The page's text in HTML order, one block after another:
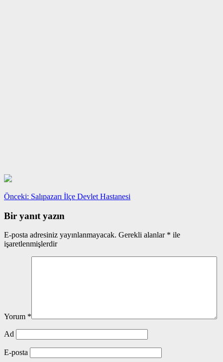
Yazı
gezinmesi
Önceki: Önceki
Salıpazarı İlçe Devlet Hastanesi
Bir yanıt yazın
E-posta adresiniz yayınlanmayacak. Gerekli alanlar * ile
işaretlenmişlerdir
Yorum *
Ad
E-posta